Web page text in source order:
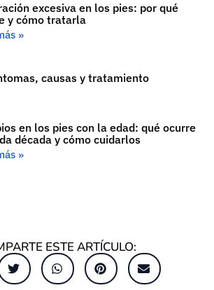
excesiva en los pies: por qué
y cómo tratarla
»
causas y tratamiento
en los pies con la edad: qué ocurre
década y cómo cuidarlos
»
ESTE ARTÍCULO: